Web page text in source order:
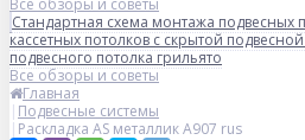
Все обзоры и советы
Стандартная схема монтажа подвесных
кассетных потолков с скрытой
подвесного потолка грильято
Все обзоры и советы
Главная
Подвесные системы
Раскладка AS металлик А907 rus